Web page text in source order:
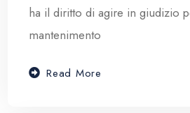
ha il diritto di agire in giudizio
mantenimento
Read More